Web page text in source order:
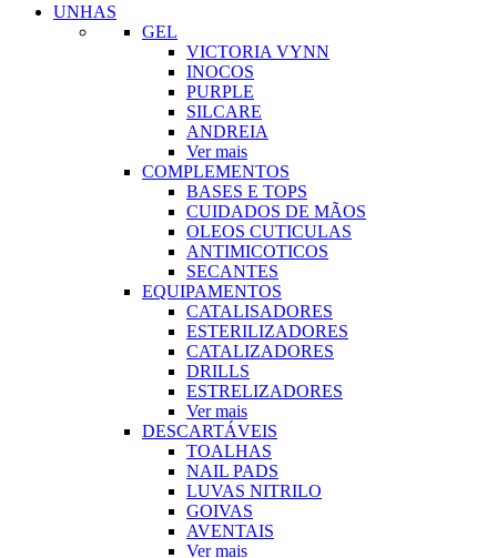
UNHAS
GEL
VICTORIA VYNN
INOCOS
PURPLE
SILCARE
ANDREIA
Ver mais
COMPLEMENTOS
BASES E TOPS
CUIDADOS DE MÃOS
OLEOS CUTICULAS
ANTIMICOTICOS
SECANTES
EQUIPAMENTOS
CATALISADORES
ESTERILIZADORES
CATALIZADORES
DRILLS
ESTRELIZADORES
Ver mais
DESCARTÁVEIS
TOALHAS
NAIL PADS
LUVAS NITRILO
GOIVAS
AVENTAIS
Ver mais